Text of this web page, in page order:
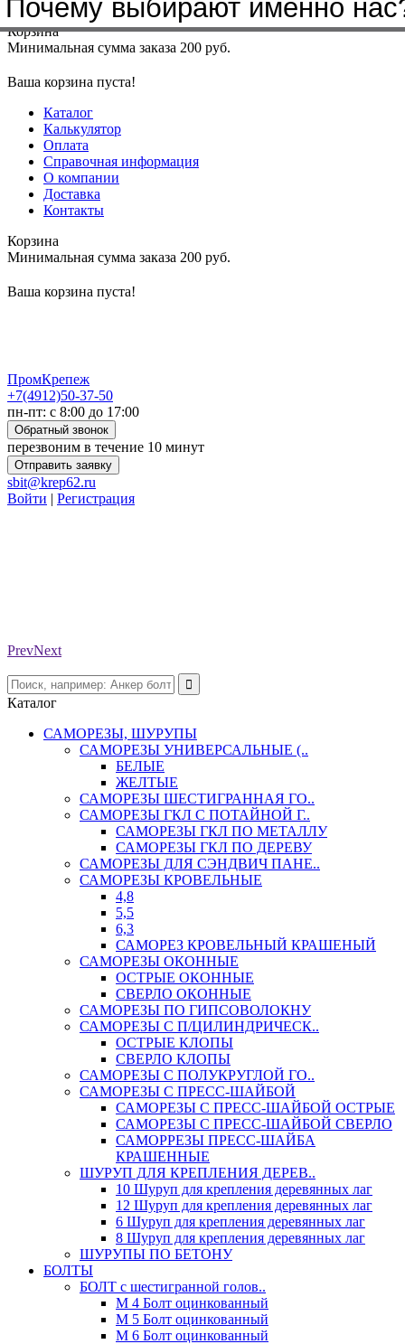
Меню+7(4912)50-37-50sbit@krep62.ru
Корзина
Минимальная сумма заказа 200 руб.
Ваша корзина пуста!
Каталог
Калькулятор
Оплата
Справочная информация
О компании
Доставка
Контакты
Корзина
Минимальная сумма заказа 200 руб.
Ваша корзина пуста!
ПромКрепеж
+7(4912)50-37-50
пн-пт: с 8:00 до 17:00
Обратный звонок
перезвоним в течение 10 минут
Отправить заявку
sbit@krep62.ru
Войти | Регистрация
PrevNext
Каталог
САМОРЕЗЫ, ШУРУПЫ
САМОРЕЗЫ УНИВЕРСАЛЬНЫЕ (..
БЕЛЫЕ
ЖЕЛТЫЕ
САМОРЕЗЫ ШЕСТИГРАННАЯ ГО..
САМОРЕЗЫ ГКЛ С ПОТАЙНОЙ Г..
САМОРЕЗЫ ГКЛ ПО МЕТАЛЛУ
САМОРЕЗЫ ГКЛ ПО ДЕРЕВУ
САМОРЕЗЫ ДЛЯ СЭНДВИЧ ПАНЕ..
САМОРЕЗЫ КРОВЕЛЬНЫЕ
4,8
5,5
6,3
САМОРЕЗ КРОВЕЛЬНЫЙ КРАШЕНЫЙ
САМОРЕЗЫ ОКОННЫЕ
ОСТРЫЕ ОКОННЫЕ
СВЕРЛО ОКОННЫЕ
САМОРЕЗЫ ПО ГИПСОВОЛОКНУ
САМОРЕЗЫ С П/ЦИЛИНДРИЧЕСК..
ОСТРЫЕ КЛОПЫ
СВЕРЛО КЛОПЫ
САМОРЕЗЫ С ПОЛУКРУГЛОЙ ГО..
САМОРЕЗЫ С ПРЕСС-ШАЙБОЙ
САМОРЕЗЫ С ПРЕСС-ШАЙБОЙ ОСТРЫЕ
САМОРЕЗЫ С ПРЕСС-ШАЙБОЙ СВЕРЛО
САМОРРЕЗЫ ПРЕСС-ШАЙБА
КРАШЕННЫЕ
ШУРУП ДЛЯ КРЕПЛЕНИЯ ДЕРЕВ..
10 Шуруп для крепления деревянных лаг
12 Шуруп для крепления деревянных лаг
6 Шуруп для крепления деревянных лаг
8 Шуруп для крепления деревянных лаг
ШУРУПЫ ПО БЕТОНУ
БОЛТЫ
БОЛТ с шестигранной голов..
М 4 Болт оцинкованный
М 5 Болт оцинкованный
М 6 Болт оцинкованный
Почему выбирают именно